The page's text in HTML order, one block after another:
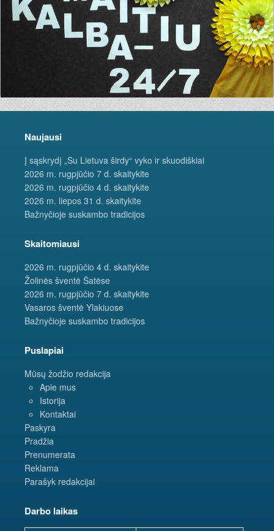
Naujausi
Į sąskrydį „Su Lietuva širdy“ vyko ir skuodiškiai
2026 m. rugpjūčio 7 d. skaitykite
2026 m. rugpjūčio 4 d. skaitykite
2026 m. liepos 31 d. skaitykite
Bažnyčioje suskambo tradicijos
Skaitomiausi
2026 m. rugpjūčio 4 d. skaitykite
Žolinės šventė Šatėse
2026 m. rugpjūčio 7 d. skaitykite
Vasaros šventė Ylakiuose
Bažnyčioje suskambo tradicijos
Puslapiai
Mūsų žodžio redakcija
Apie mus
Istorija
Kontaktai
Paskyra
Pradžia
Prenumerata
Reklama
Parašyk redakcijai
Darbo laikas